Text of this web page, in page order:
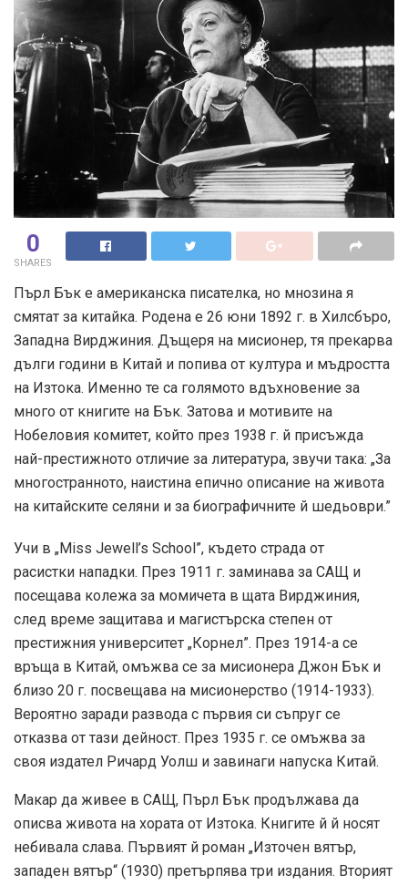
0
SHARES
Пърл Бък е американска писателка, но мнозина я
смятат за китайка. Родена е 26 юни 1892 г. в Хилсбъро,
Западна Вирджиния. Дъщеря на мисионер, тя прекарва
дълги години в Китай и попива от култура и мъдростта
на Изтока. Именно те са голямото вдъхновение за
много от книгите на Бък. Затова и мотивите на
Нобеловия комитет, който през 1938 г. й присъжда
най-престижното отличие за литература, звучи така: „За
многостранното, наистина епично описание на живота
на китайските селяни и за биографичните й шедьоври.”
Учи в „Miss Jewell’s School”, където страда от
расистки нападки. През 1911 г. заминава за САЩ и
посещава колежа за момичета в щата Вирджиния,
след време защитава и магистърска степен от
престижния университет „Корнел”. През 1914-а се
връща в Китай, омъжва се за мисионера Джон Бък и
близо 20 г. посвещава на мисионерство (1914-1933).
Вероятно заради развода с първия си съпруг се
отказва от тази дейност. През 1935 г. се омъжва за
своя издател Ричард Уолш и завинаги напуска Китай.
Макар да живее в САЩ, Пърл Бък продължава да
описва живота на хората от Изтока. Книгите й й носят
небивала слава. Първият й роман „Източен вятър,
западен вятър“ (1930) претърпява три издания. Вторият